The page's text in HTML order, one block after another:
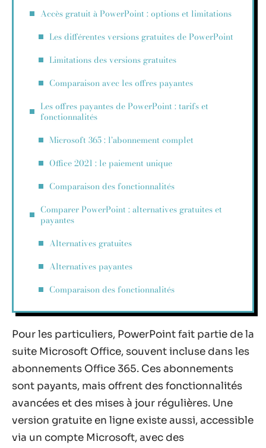
Accès gratuit à PowerPoint : options et limitations
Les différentes versions gratuites de PowerPoint
Limitations des versions gratuites
Comparaison avec les offres payantes
Les offres payantes de PowerPoint : tarifs et
fonctionnalités
Microsoft 365 : l’abonnement complet
Office 2021 : le paiement unique
Comparaison des fonctionnalités
Comparer PowerPoint : alternatives gratuites et
payantes
Alternatives gratuites
Alternatives payantes
Comparaison des fonctionnalités
Pour les particuliers, PowerPoint fait partie de la
suite Microsoft Office, souvent incluse dans les
abonnements Office 365. Ces abonnements
sont payants, mais offrent des fonctionnalités
avancées et des mises à jour régulières. Une
version gratuite en ligne existe aussi, accessible
via un compte Microsoft, avec des